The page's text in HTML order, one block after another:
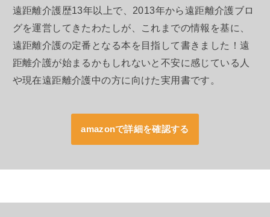
遠距離介護歴13年以上で、2013年から遠距離介護ブロ
グを運営してきたわたしが、これまでの情報を基に、
遠距離介護の定番となる本を目指して書きました！遠
距離介護が始まるかもしれないと不安に感じている人
や現在遠距離介護中の方に向けた実用書です。
amazonで詳細を確認する